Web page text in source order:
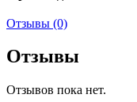
Отзывы (0)
Отзывы
Отзывов пока нет.